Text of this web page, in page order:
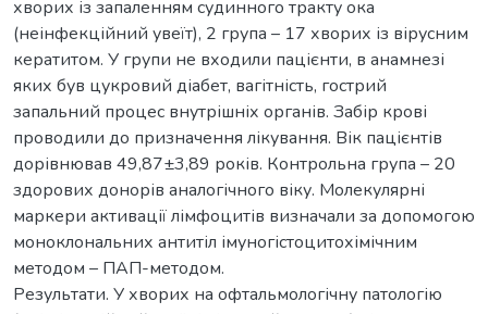
хворих із запаленням судинного тракту ока
(неінфекційний увеїт), 2 група – 17 хворих із вірусним
кератитом. У групи не входили пацієнти, в анамнезі
яких був цукровий діабет, вагітність, гострий
запальний процес внутрішніх органів. Забір крові
проводили до призначення лікування. Вік пацієнтів
дорівнював 49,87±3,89 років. Контрольна група – 20
здорових донорів аналогічного віку. Молекулярні
маркери активації лімфоцитів визначали за допомогою
моноклональних антитіл імуногістоцитохімічним
методом – ПАП-методом.
Результати. У хворих на офтальмологічну патологію